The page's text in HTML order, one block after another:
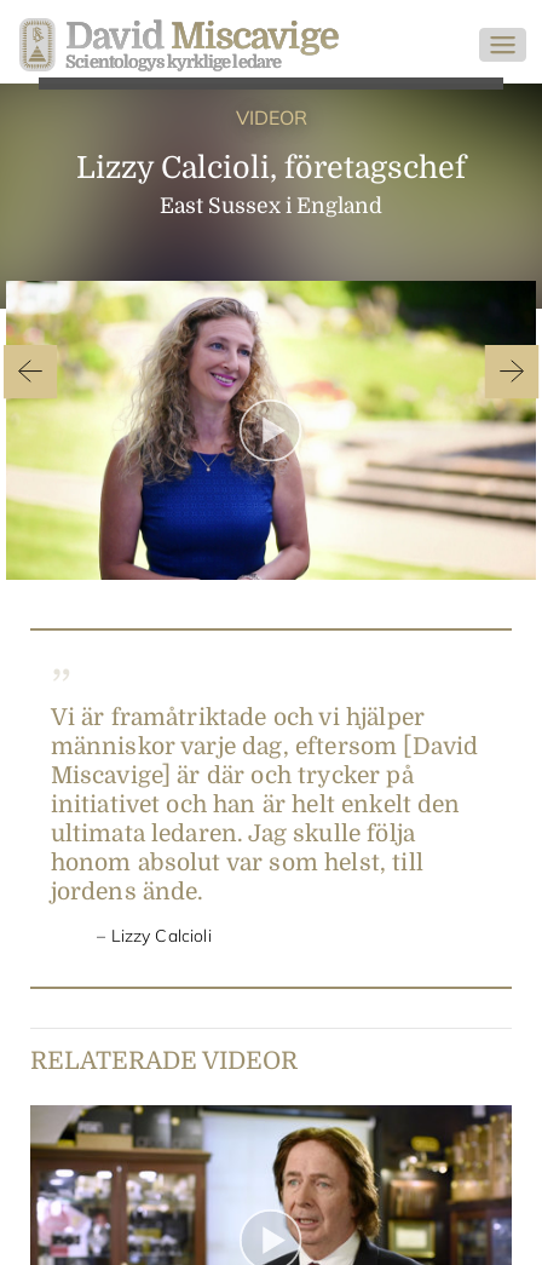
David Miscavige
Scientologys kyrklige ledare
VIDEOR
Lizzy Calcioli, företagschef
East Sussex i England
Play
Video
Vi är framåtriktade och vi hjälper
människor varje dag, eftersom [David
Miscavige] är där och trycker på
initiativet och han är helt enkelt den
ultimata ledaren. Jag skulle följa
honom absolut var som helst, till
jordens ände.
Lizzy Calcioli
RELATERADE VIDEOR